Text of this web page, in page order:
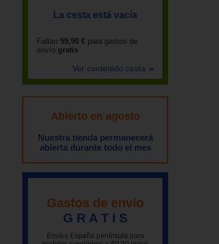
La cesta está vacía
Faltan 59,90 € para gastos de
envío gratis
Ver contenido cesta
Abierto en agosto
Nuestra tienda permanecerá
abierta durante todo el mes
Gastos de envío
G R A T I S
Envíos España península para